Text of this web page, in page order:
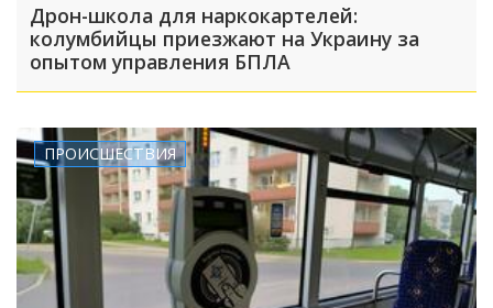
Дрон-школа для наркокартелей:
колумбийцы приезжают на Украину за
опытом управления БПЛА
ПРОИСШЕСТВИЯ